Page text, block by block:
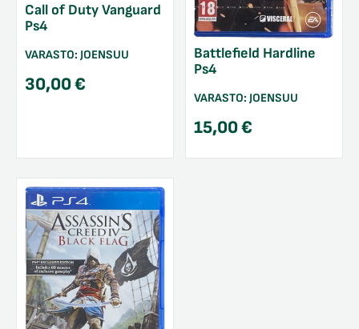
Call of Duty Vanguard
Ps4
VARASTO: JOENSUU
30,00€
Battlefield Hardline
Ps4
VARASTO: JOENSUU
15,00€